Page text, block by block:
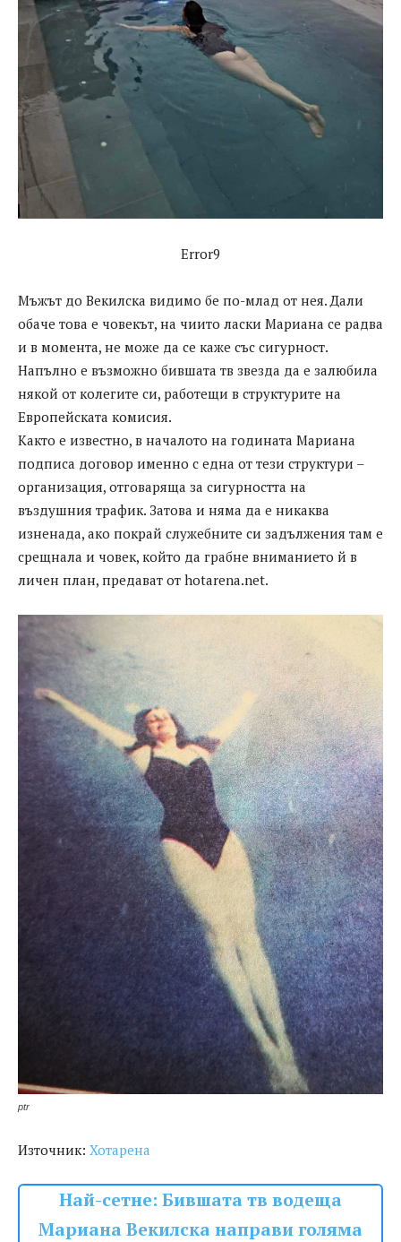
Error9
Мъжът до Векилска видимо бе по-млад от нея. Дали
обаче това е човекът, на чиито ласки Мариана се радва
и в момента, не може да се каже със сигурност.
Напълно е възможно бившата тв звезда да е залюбила
някой от колегите си, работещи в структурите на
Европейската комисия.
Както е известно, в началото на годината Мариана
подписа договор именно с една от тези структури –
организация, отговаряща за сигурността на
въздушния трафик. Затова и няма да е никаква
изненада, ако покрай служебните си задължения там е
срещнала и човек, който да грабне вниманието й в
личен план, предават от hotarena.net.
ptr
Източник: Хотарена
Най-сетне: Бившата тв водеща
Мариана Векилска направи голяма